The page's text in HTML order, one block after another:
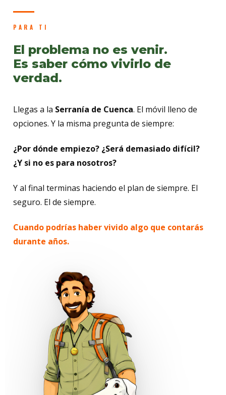
PARA TI
El problema no es venir.
Es saber cómo vivirlo de
verdad.
Llegas a la Serranía de Cuenca. El móvil lleno de
opciones. Y la misma pregunta de siempre:
¿Por dónde empiezo? ¿Será demasiado difícil?
¿Y si no es para nosotros?
Y al final terminas haciendo el plan de siempre. El
seguro. El de siempre.
Cuando podrías haber vivido algo que contarás
durante años.